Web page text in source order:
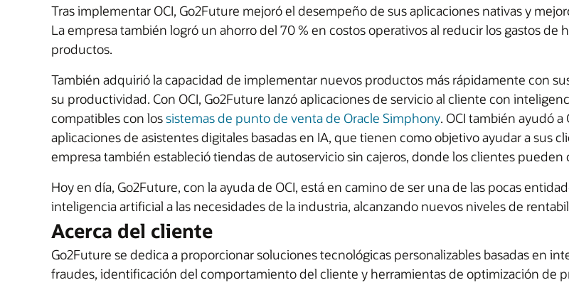
Tras implementar OCI, Go2Future mejoró el desempeño de sus aplicaciones nativas y
La empresa también logró un ahorro del 70 % en costos operativos al reducir los gastos
productos.
También adquirió la capacidad de implementar nuevos productos más rápidamente con
su productividad. Con OCI, Go2Future lanzó aplicaciones de servicio al cliente con
compatibles con lossistemas de punto de venta de Oracle Simphony. OCI también ayudó
aplicaciones de asistentes digitales basadas en IA, que tienen como objetivo ayudar a sus
empresa también estableció tiendas de autoservicio sin cajeros, donde los clientes
Hoy en día, Go2Future, con la ayuda de OCI, está en camino de ser una de las pocas
inteligencia artificial a las necesidades de la industria, alcanzando nuevos niveles de
Acerca del cliente
Go2Future se dedica a proporcionar soluciones tecnológicas personalizables basadas en
fraudes, identificación del comportamiento del cliente y herramientas de optimización de